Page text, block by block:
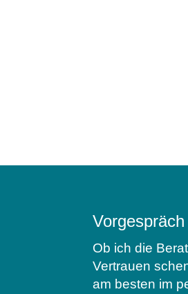
Vorgespräch
Ob ich die
Vertrauen
am besten im